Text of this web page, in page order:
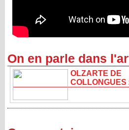
On en parle dans
OLZARTE DE
COLLONGUES